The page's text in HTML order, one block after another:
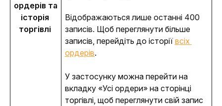
ордерів та
історія
торгівлі
Відображаються лише останні 400
записів. Щоб переглянути більше
записів, перейдіть до історії всіх
ордерів.
У застосунку можна перейти на
вкладку «Усі ордери» на сторінці
торгівлі, щоб переглянути свій запис